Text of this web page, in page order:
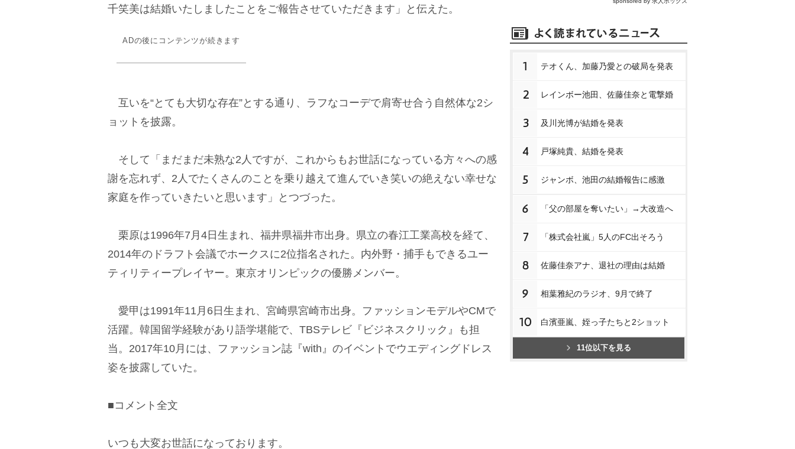
千笑美は結婚いたしましたことをご報告させていただきます」と伝えた。
ADの後にコンテンツが続きます
互いを“とても大切な存在”とする通り、ラフなコーデで肩寄せ合う自然体な2シ
ョットを披露。
そして「まだまだ未熟な2人ですが、これからもお世話になっている方々への感
謝を忘れず、2人でたくさんのことを乗り越えて進んでいき笑いの絶えない幸せな
家庭を作っていきたいと思います」とつづった。
栗原は1996年7月4日生まれ、福井県福井市出身。県立の春江工業高校を経て、
2014年のドラフト会議でホークスに2位指名された。内外野・捕手もできるユー
ティリティープレイヤー。東京オリンピックの優勝メンバー。
愛甲は1991年11月6日生まれ、宮崎県宮崎市出身。ファッションモデルやCMで
活躍。韓国留学経験があり語学堪能で、TBSテレビ『ビジネスクリック』も担
当。2017年10月には、ファッション誌『with』のイベントでウエディングドレス
姿を披露していた。
■コメント全文
いつも大変お世話になっております。
1 テオくん、加藤乃愛との破局を発表
2 レインボー池田、佐藤佳奈と電撃婚
3 及川光博が結婚を発表
4 戸塚純貴、結婚を発表
5 ジャンボ、池田の結婚報告に感激
6 「父の部屋を奪いたい」→大改造へ
7 「株式会社嵐」5人のFC出そろう
8 佐藤佳奈アナ、退社の理由は結婚
9 相葉雅紀のラジオ、9月で終了
10 白濱亜嵐、姪っ子たちと2ショット
11位以下を見る